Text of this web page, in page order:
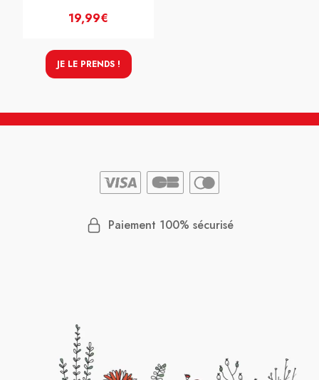
19,99€
JE LE PRENDS !
Paiement 100% sécurisé